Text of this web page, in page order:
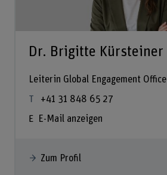
Dr. Brigitte Kürsteiner
Leiterin Global Engagement Office
+41 31 848 65 27
E-Mail anzeigen
Zum Profil